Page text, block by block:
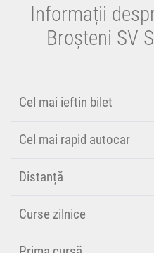
Informații
Broșteni SV
Cel mai ieftin bilet
Cel mai rapid autocar
Distanță
Curse zilnice